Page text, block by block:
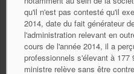
qu'il n'est pas contesté qu'il
2014, date du fait générateur
l'administration relevant en
cours de l'année 2014, il a
professionnels s'élevant à 177
ministre relève sans être